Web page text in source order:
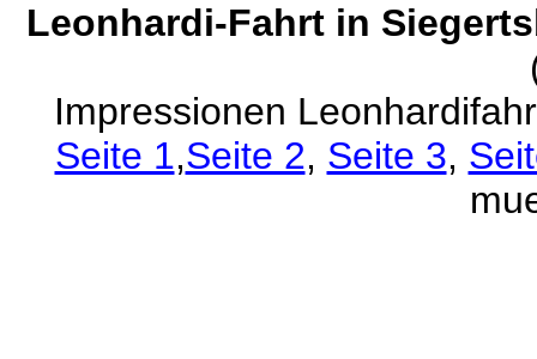
Leonhardi-Fahrt in
Impressionen
Seite 1,Seite 2, Seite 3,